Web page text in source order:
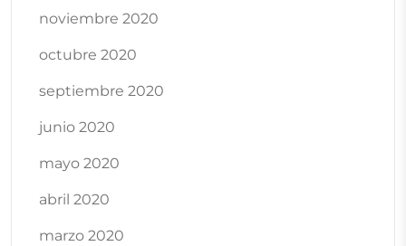
noviembre 2020
octubre 2020
septiembre 2020
junio 2020
mayo 2020
abril 2020
marzo 2020